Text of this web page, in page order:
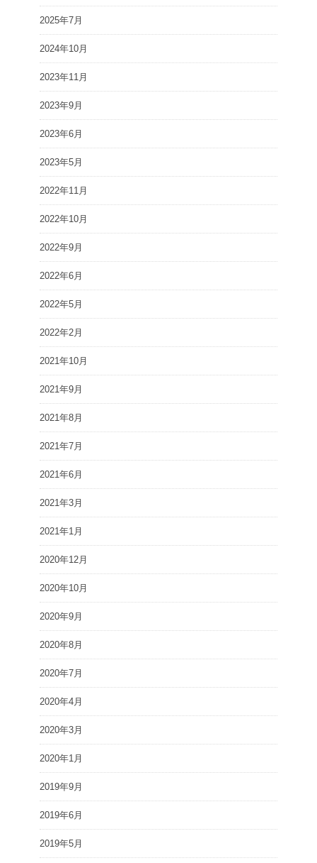
2025年7月
2024年10月
2023年11月
2023年9月
2023年6月
2023年5月
2022年11月
2022年10月
2022年9月
2022年6月
2022年5月
2022年2月
2021年10月
2021年9月
2021年8月
2021年7月
2021年6月
2021年3月
2021年1月
2020年12月
2020年10月
2020年9月
2020年8月
2020年7月
2020年4月
2020年3月
2020年1月
2019年9月
2019年6月
2019年5月